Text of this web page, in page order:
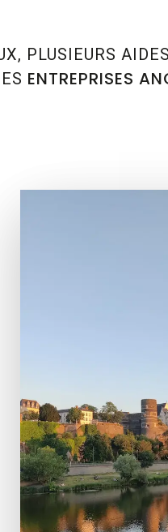
PLUSIEURS
ENTREPRISES